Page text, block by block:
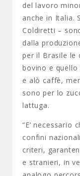
del lavoro
anche in Italia.
Coldiretti –
dalla
per il Brasile le
bovino e
e alò caffè,
sono per lo
lattuga.
“E’
confini
criteri,
e stranieri, in